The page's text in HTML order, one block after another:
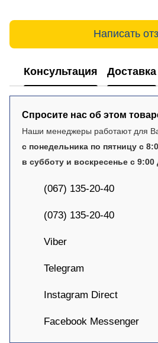
Написать
Консультация Доставка
Спросите нас об этом
Наши менеджеры работают для
с понедельника по пятницу с
в субботу и воскресенье с 9:00
(067) 135-20-40
(073) 135-20-40
Viber
Telegram
Instagram Direct
Facebook Messenger